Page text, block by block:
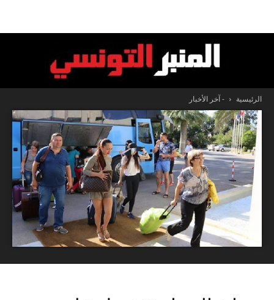
المنبر
التونسي
الرئيسية - آخر الأخبار